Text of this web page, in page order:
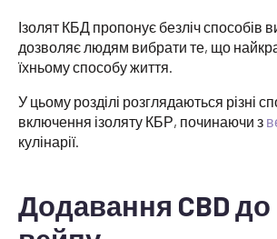
Ізолят КБД пропонує безліч способів
дозволяє людям вибрати те, що
їхньому способу життя.
У цьому розділі розглядаються різні
включення ізоляту КБР, починаючи з
кулінарії.
Додавання CBD